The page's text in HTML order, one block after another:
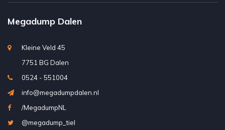
Megadump Dalen
Kleine Veld 45
7751 BG Dalen
0524 - 551004
info@megadumpdalen.nl
/MegadumpNL
@megadump_tiel